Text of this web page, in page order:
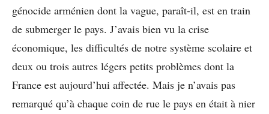
génocide arménien dont la vague, paraît-il, est en train
de submerger le pays. J’avais bien vu la crise
économique, les difficultés de notre système scolaire et
deux ou trois autres légers petits problèmes dont la
France est aujourd’hui affectée. Mais je n’avais pas
remarqué qu’à chaque coin de rue le pays en était à nier